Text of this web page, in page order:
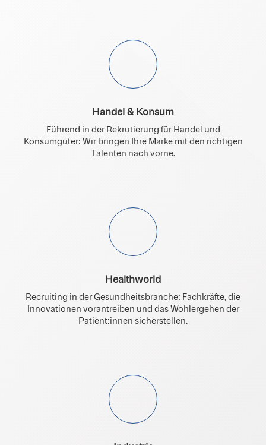
Handel & Konsum
Führend in der Rekrutierung für Handel und
Konsumgüter: Wir bringen Ihre Marke mit den richtigen
Talenten nach vorne.
Healthworld
Recruiting in der Gesundheitsbranche: Fachkräfte, die
Innovationen vorantreiben und das Wohlergehen der
Patient:innen sicherstellen.